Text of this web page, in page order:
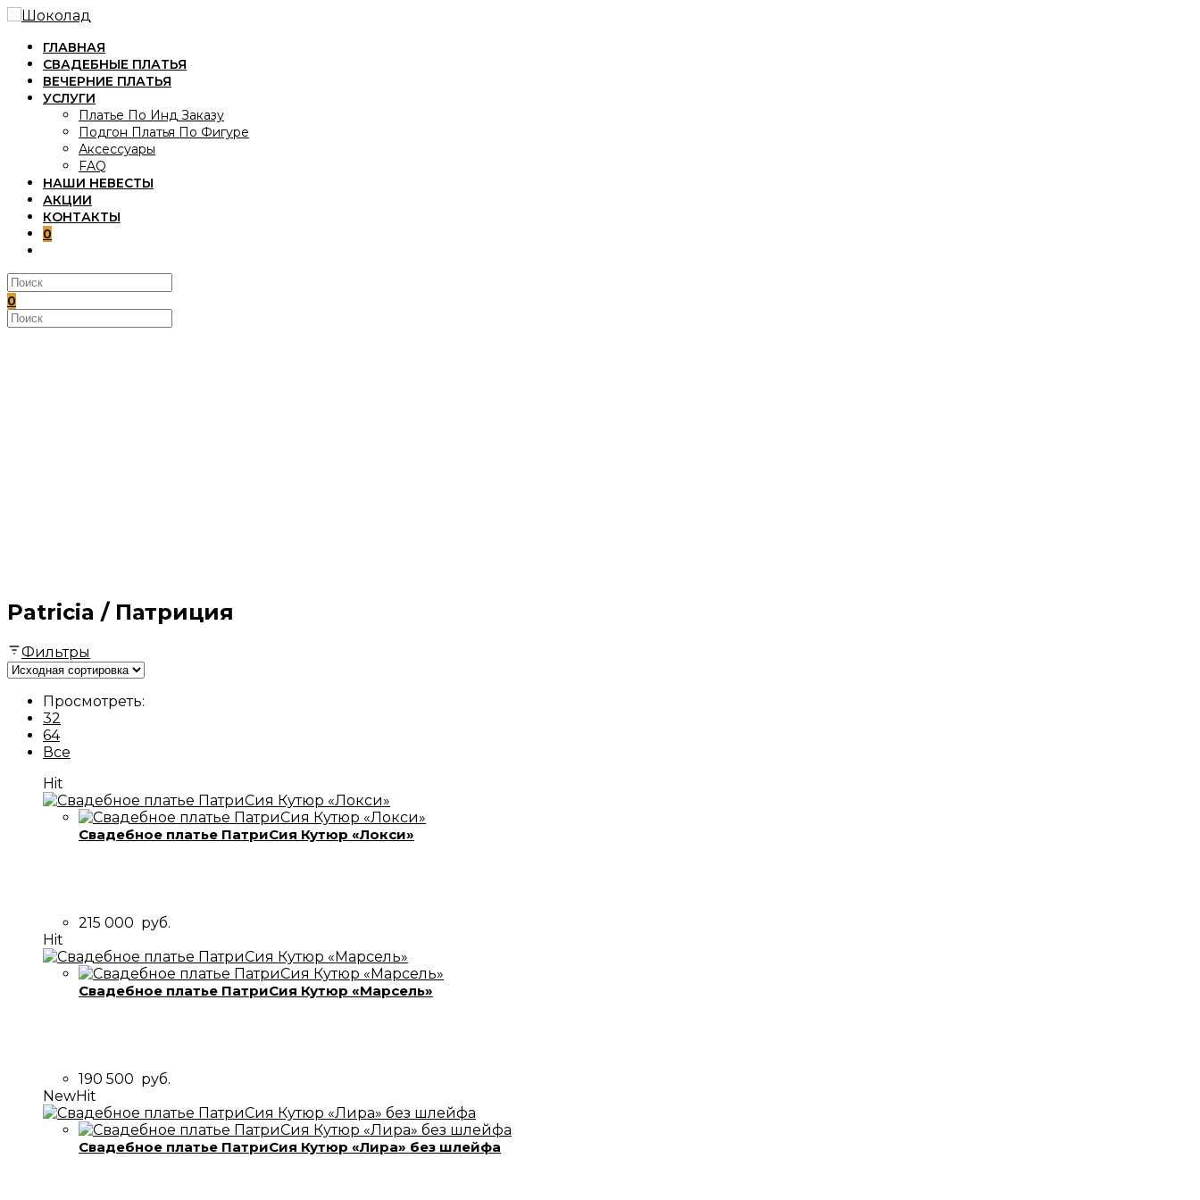
Перейти
содержимому
ГЛАВНАЯ
СВАДЕБНЫЕ ПЛАТЬЯ
ВЕЧЕРНИЕ ПЛАТЬЯ
УСЛУГИ
Платье По Инд Заказу
Подгон Платья По Фигуре
Аксессуары
FAQ
НАШИ НЕВЕСТЫ
АКЦИИ
КОНТАКТЫ
0
ПО
ВЕБ-
САЙТУ
0
Поиск
на
Patricia / Патриция
Фильтры
Просмотреть:
32
64
Все
Hit
Свадебное платье ПатриСия Кутюр «Локси»
215 000 руб.
Hit
Свадебное платье ПатриСия Кутюр «Марсель»
190 500 руб.
NewHit
Свадебное платье ПатриСия Кутюр «Лира» без шлейфа